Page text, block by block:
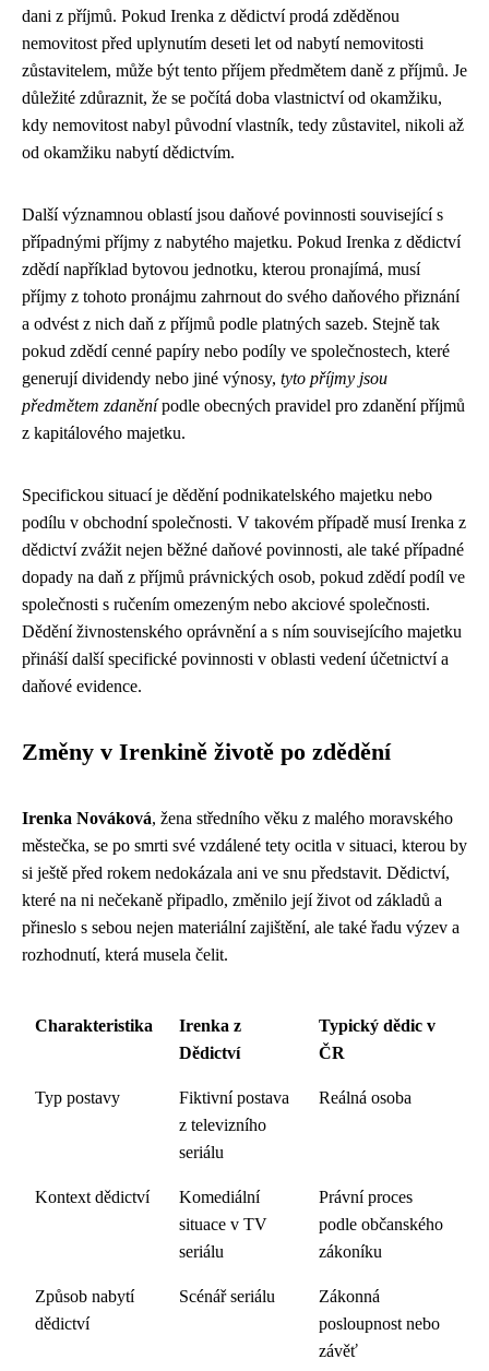
dani z příjmů. Pokud Irenka z dědictví prodá zděděnou
nemovitost před uplynutím deseti let od nabytí nemovitosti
zůstavitelem, může být tento příjem předmětem daně z příjmů. Je
důležité zdůraznit, že se počítá doba vlastnictví od okamžiku,
kdy nemovitost nabyl původní vlastník, tedy zůstavitel, nikoli až
od okamžiku nabytí dědictvím.
Další významnou oblastí jsou daňové povinnosti související s
případnými příjmy z nabytého majetku. Pokud Irenka z dědictví
zdědí například bytovou jednotku, kterou pronajímá, musí
příjmy z tohoto pronájmu zahrnout do svého daňového přiznání
a odvést z nich daň z příjmů podle platných sazeb. Stejně tak
pokud zdědí cenné papíry nebo podíly ve společnostech, které
generují dividendy nebo jiné výnosy, tyto příjmy jsou
předmětem zdaněnípodle obecných pravidel pro zdanění příjmů
z kapitálového majetku.
Specifickou situací je dědění podnikatelského majetku nebo
podílu v obchodní společnosti. V takovém případě musí Irenka z
dědictví zvážit nejen běžné daňové povinnosti, ale také případné
dopady na daň z příjmů právnických osob, pokud zdědí podíl ve
společnosti s ručením omezeným nebo akciové společnosti.
Dědění živnostenského oprávnění a s ním souvisejícího majetku
přináší další specifické povinnosti v oblasti vedení účetnictví a
daňové evidence.
Změny v Irenkině životě po zdědění
Irenka Nováková, žena středního věku z malého moravského
městečka, se po smrti své vzdálené tety ocitla v situaci, kterou by
si ještě před rokem nedokázala ani ve snu představit. Dědictví,
které na ni nečekaně připadlo, změnilo její život od základů a
přineslo s sebou nejen materiální zajištění, ale také řadu výzev a
rozhodnutí, která musela čelit.
Charakteristika
Irenka z
Dědictví
Typický dědic v
ČR
Typ postavy
Fiktivní postava
z televizního
seriálu
Reálná osoba
Kontext dědictví
Komediální
situace v TV
seriálu
Právní proces
podle občanského
zákoníku
Způsob nabytí
dědictví
Scénář seriálu
Zákonná
posloupnost nebo
závěť